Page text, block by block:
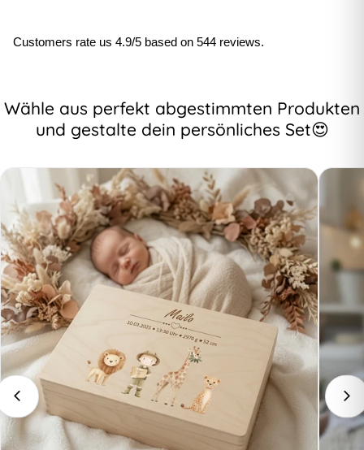
Customers rate us 4.9/5 based on 544 reviews.
Wähle aus perfekt abgestimmten Produkten
und gestalte dein persönliches Set😍